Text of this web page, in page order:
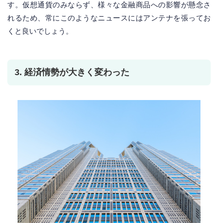
す。仮想通貨のみならず、様々な金融商品への影響が懸念さ
れるため、常にこのようなニュースにはアンテナを張ってお
くと良いでしょう。
3. 経済情勢が大きく変わった